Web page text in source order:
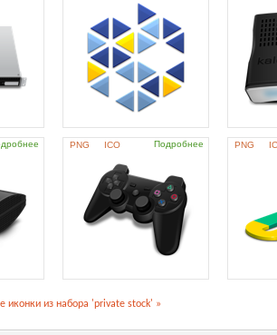
PNG ICO Подробнее PNG
иконки из набора 'private stock' »